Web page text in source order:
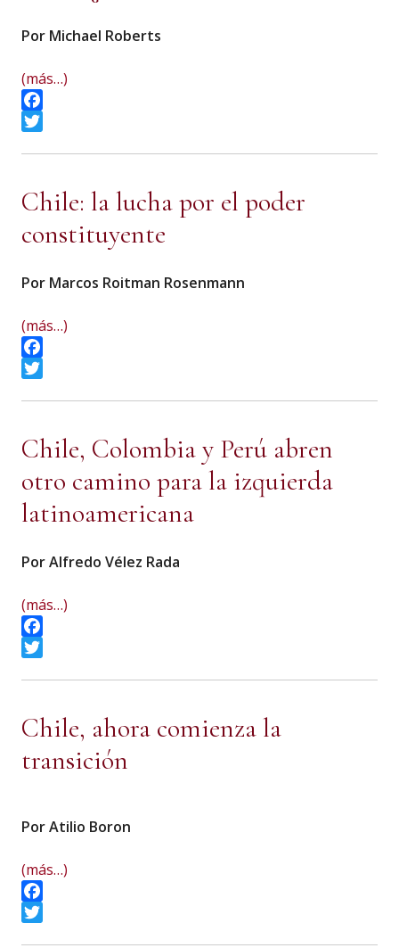
Por Michael Roberts
(más…)
Facebook
Chile: la lucha por el poder
constituyente
Por Marcos Roitman Rosenmann
(más…)
Facebook
Chile, Colombia y Perú abren
otro camino para la izquierda
latinoamericana
Por Alfredo Vélez Rada
(más…)
Facebook
Chile, ahora comienza la
transición
Por Atilio Boron
(más…)
Facebook